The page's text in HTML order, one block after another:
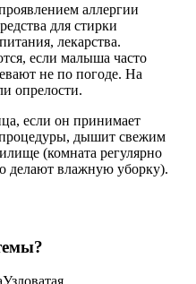
аллергии
для стирки
лекарства.
если малыша часто
не по погоде. На
опрелости.
если он принимает
дышит свежим
(комната регулярно
делают влажную уборку).